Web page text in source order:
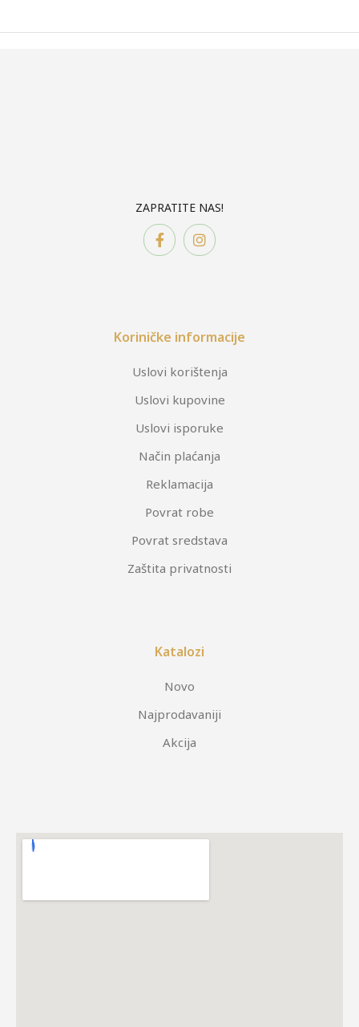
ZAPRATITE NAS!
Koriničke informacije
Uslovi korištenja
Uslovi kupovine
Uslovi isporuke
Način plaćanja
Reklamacija
Povrat robe
Povrat sredstava
Zaštita privatnosti
Katalozi
Novo
Najprodavaniji
Akcija